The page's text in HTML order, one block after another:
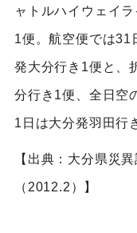
ャトルハイウェイ
1便。航空便では31
発大分行き1便と、
分行き1便、全日空
1日は大分発羽田行
【出典：大分県災
（2012.2）】